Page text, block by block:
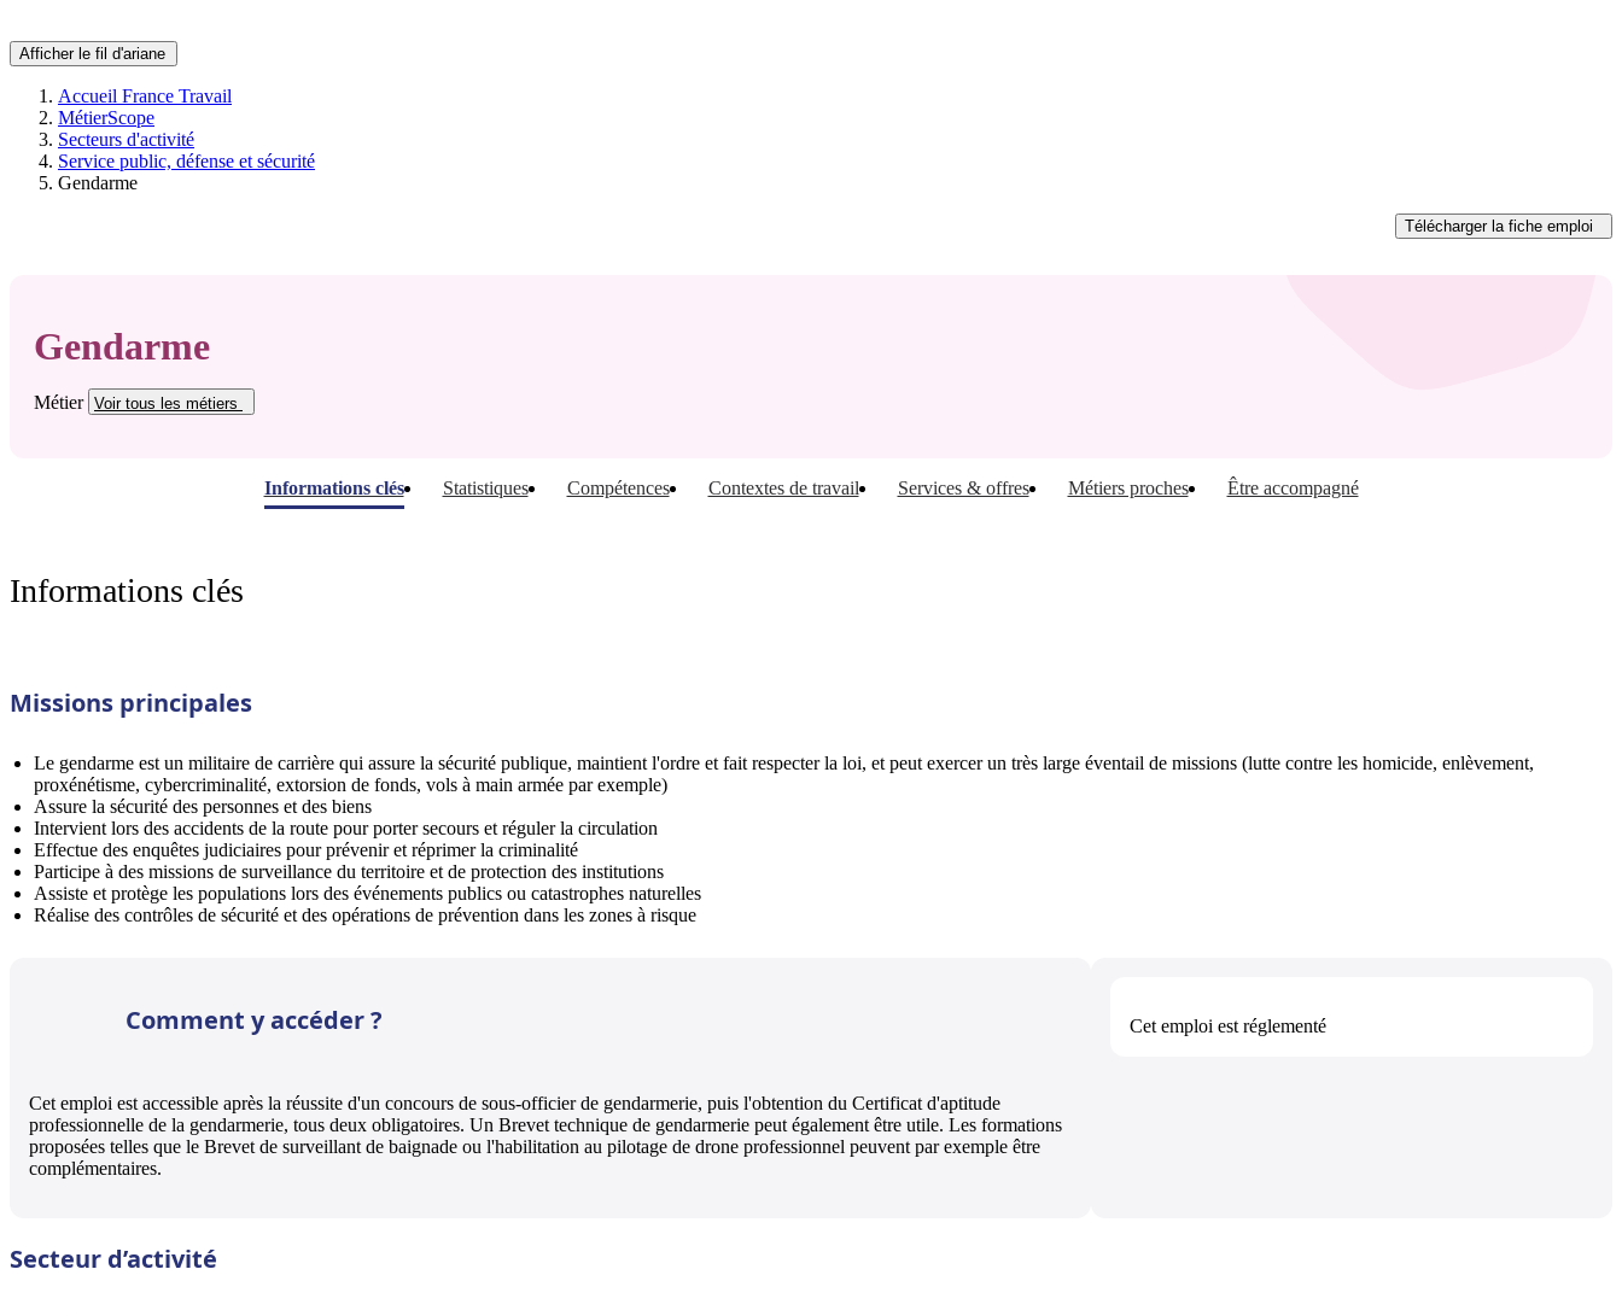
Afficher le fil d'ariane
Accueil France Travail
MétierScope
Secteurs d'activité
Service public, défense et sécurité
Gendarme
Télécharger la fiche emploi
Gendarme
Métier Voir tous les métiers
Informations clés Statistiques Compétences Contextes de travail Services & offres Métiers proches Être accompagné
Informations clés
Missions principales
Le gendarme est un militaire de carrière qui assure la sécurité publique, maintient l'ordre et fait respecter la loi, et peut exercer un très large éventail de missions (lutte contre les homicide, enlèvement,
proxénétisme, cybercriminalité, extorsion de fonds, vols à main armée par exemple)
Assure la sécurité des personnes et des biens
Intervient lors des accidents de la route pour porter secours et réguler la circulation
Effectue des enquêtes judiciaires pour prévenir et réprimer la criminalité
Participe à des missions de surveillance du territoire et de protection des institutions
Assiste et protège les populations lors des événements publics ou catastrophes naturelles
Réalise des contrôles de sécurité et des opérations de prévention dans les zones à risque
Comment y accéder ?
Cet emploi est accessible après la réussite d'un concours de sous-officier de gendarmerie, puis l'obtention du Certificat d'aptitude
professionnelle de la gendarmerie, tous deux obligatoires. Un Brevet technique de gendarmerie peut également être utile. Les formations
proposées telles que le Brevet de surveillant de baignade ou l'habilitation au pilotage de drone professionnel peuvent par exemple être
complémentaires.
Cet emploi est réglementé
Secteur d’activité